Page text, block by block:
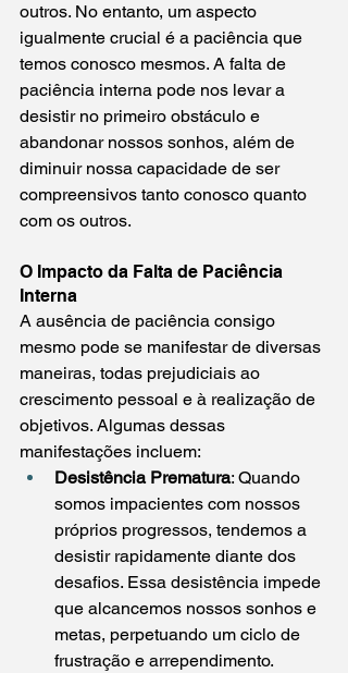
outros. No entanto, um aspecto
igualmente crucial é a paciência que
temos conosco mesmos. A falta de
paciência interna pode nos levar a
desistir no primeiro obstáculo e
abandonar nossos sonhos, além de
diminuir nossa capacidade de ser
compreensivos tanto conosco quanto
com os outros.
O Impacto da Falta de Paciência
Interna
A ausência de paciência consigo
mesmo pode se manifestar de diversas
maneiras, todas prejudiciais ao
crescimento pessoal e à realização de
objetivos. Algumas dessas
manifestações incluem:
Desistência Prematura: Quando
somos impacientes com nossos
próprios progressos, tendemos a
desistir rapidamente diante dos
desafios. Essa desistência impede
que alcancemos nossos sonhos e
metas, perpetuando um ciclo de
frustração e arrependimento.